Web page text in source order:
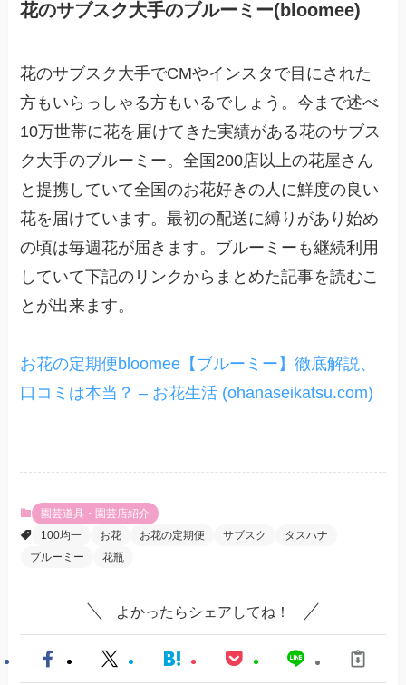
花のサブスク大手のブルーミー(bloomee)
花のサブスク大手でCMやインスタで目にされた
方もいらっしゃる方もいるでしょう。今まで述べ
10万世帯に花を届けてきた実績がある花のサブス
ク大手のブルーミー。全国200店以上の花屋さん
と提携していて全国のお花好きの人に鮮度の良い
花を届けています。最初の配送に縛りがあり始め
の頃は毎週花が届きます。ブルーミーも継続利用
していて下記のリンクからまとめた記事を読むこ
とが出来ます。
お花の定期便bloomee【ブルーミー】徹底解説、
口コミは本当？ – お花生活 (ohanaseikatsu.com)
園芸道具・園芸店紹介
100均一
お花 お花の定期便 サブスク
タスハナ
ブルーミー
花瓶
よかったらシェアしてね！